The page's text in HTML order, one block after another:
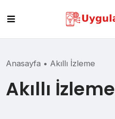
content
Anasayfa • Akıllı İzleme
Akıllı İzleme